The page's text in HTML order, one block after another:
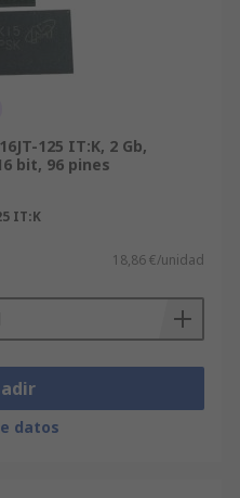
125 IT:K, 2 Gb,
bit, 96 pines
IT:K
18,86 €/unidad
datos